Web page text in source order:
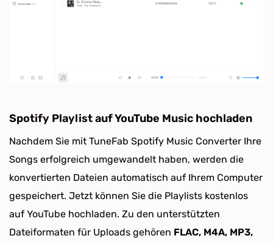
Spotify Playlist auf YouTube Music hochladen
Nachdem Sie mit TuneFab Spotify Music Converter Ihre
Songs erfolgreich umgewandelt haben, werden die
konvertierten Dateien automatisch auf Ihrem Computer
gespeichert. Jetzt können Sie die Playlists kostenlos
auf YouTube hochladen. Zu den unterstützten
Dateiformaten für Uploads gehören FLAC, M4A, MP3,